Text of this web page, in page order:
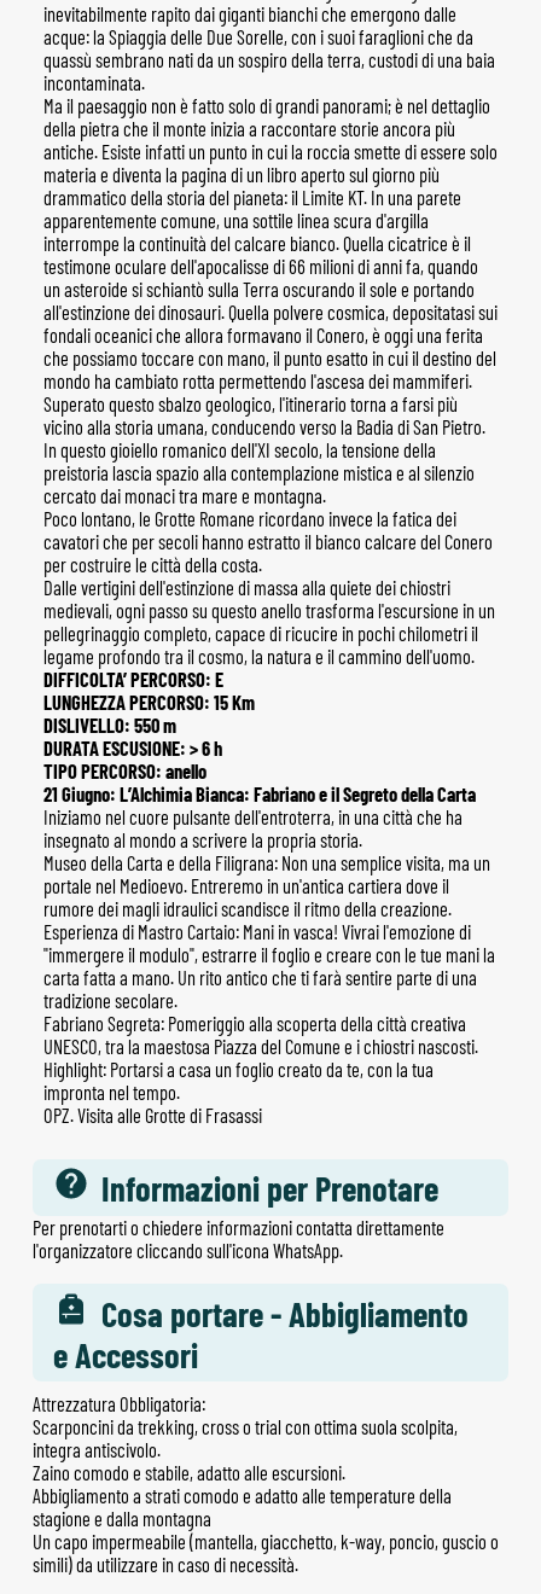
inevitabilmente rapito dai giganti bianchi che emergono dalle
acque: la Spiaggia delle Due Sorelle, con i suoi faraglioni che da
quassù sembrano nati da un sospiro della terra, custodi di una baia
incontaminata.
Ma il paesaggio non è fatto solo di grandi panorami; è nel dettaglio
della pietra che il monte inizia a raccontare storie ancora più
antiche. Esiste infatti un punto in cui la roccia smette di essere solo
materia e diventa la pagina di un libro aperto sul giorno più
drammatico della storia del pianeta: il Limite KT. In una parete
apparentemente comune, una sottile linea scura d'argilla
interrompe la continuità del calcare bianco. Quella cicatrice è il
testimone oculare dell'apocalisse di 66 milioni di anni fa, quando
un asteroide si schiantò sulla Terra oscurando il sole e portando
all'estinzione dei dinosauri. Quella polvere cosmica, depositatasi sui
fondali oceanici che allora formavano il Conero, è oggi una ferita
che possiamo toccare con mano, il punto esatto in cui il destino del
mondo ha cambiato rotta permettendo l'ascesa dei mammiferi.
Superato questo sbalzo geologico, l'itinerario torna a farsi più
vicino alla storia umana, conducendo verso la Badia di San Pietro.
In questo gioiello romanico dell'XI secolo, la tensione della
preistoria lascia spazio alla contemplazione mistica e al silenzio
cercato dai monaci tra mare e montagna.
Poco lontano, le Grotte Romane ricordano invece la fatica dei
cavatori che per secoli hanno estratto il bianco calcare del Conero
per costruire le città della costa.
Dalle vertigini dell'estinzione di massa alla quiete dei chiostri
medievali, ogni passo su questo anello trasforma l'escursione in un
pellegrinaggio completo, capace di ricucire in pochi chilometri il
legame profondo tra il cosmo, la natura e il cammino dell'uomo.
DIFFICOLTA’ PERCORSO: E
LUNGHEZZA PERCORSO: 15 Km
DISLIVELLO: 550 m
DURATA ESCUSIONE: > 6 h
TIPO PERCORSO: anello
21 Giugno: L’Alchimia Bianca: Fabriano e il Segreto della Carta
Iniziamo nel cuore pulsante dell'entroterra, in una città che ha
insegnato al mondo a scrivere la propria storia.
Museo della Carta e della Filigrana: Non una semplice visita, ma un
portale nel Medioevo. Entreremo in un'antica cartiera dove il
rumore dei magli idraulici scandisce il ritmo della creazione.
Esperienza di Mastro Cartaio: Mani in vasca! Vivrai l'emozione di
"immergere il modulo", estrarre il foglio e creare con le tue mani la
carta fatta a mano. Un rito antico che ti farà sentire parte di una
tradizione secolare.
Fabriano Segreta: Pomeriggio alla scoperta della città creativa
UNESCO, tra la maestosa Piazza del Comune e i chiostri nascosti.
Highlight: Portarsi a casa un foglio creato da te, con la tua
impronta nel tempo.
OPZ. Visita alle Grotte di Frasassi
Informazioni per Prenotare
Per prenotarti o chiedere informazioni contatta direttamente
l'organizzatore cliccando sull'icona WhatsApp.
Cosa portare - Abbigliamento
e Accessori
Attrezzatura Obbligatoria:
Scarponcini da trekking, cross o trial con ottima suola scolpita,
integra antiscivolo.
Zaino comodo e stabile, adatto alle escursioni.
Abbigliamento a strati comodo e adatto alle temperature della
stagione e dalla montagna
Un capo impermeabile (mantella, giacchetto, k-way, poncio, guscio o
simili) da utilizzare in caso di necessità.